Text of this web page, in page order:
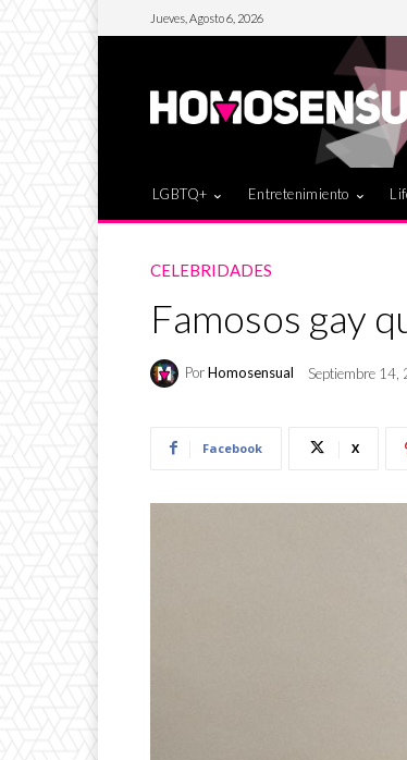
Jueves, Agosto 6, 2026
LGBTQ+ Entretenimiento
CELEBRIDADES
Famosos gay
PorHomosensual Septiembre 14,
Facebook X